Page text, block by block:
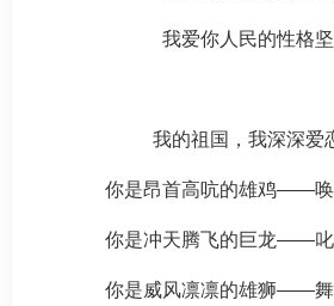
我爱你人民的性格坚
我的祖国，我深深爱
你是昂首高吭的雄鸡——唤
你是冲天腾飞的巨龙——叱
你是威风凛凛的雄狮——舞